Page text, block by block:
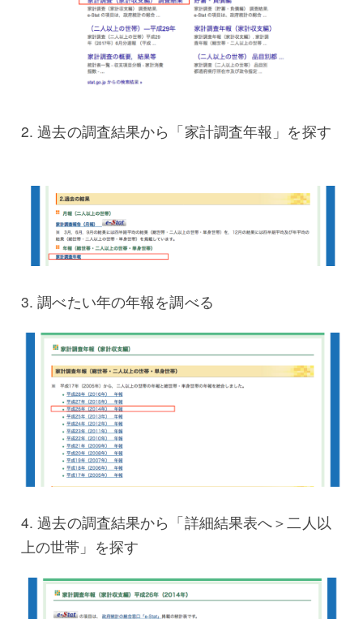
2. 過去の調査結果から「家計調査年報」を探す
3. 調べたい年の年報を調べる
4. 過去の調査結果から「詳細結果表へ＞二人以
上の世帯」を探す